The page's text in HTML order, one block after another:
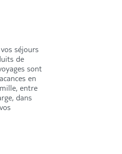
séjours
de
sont
en
entre
dans